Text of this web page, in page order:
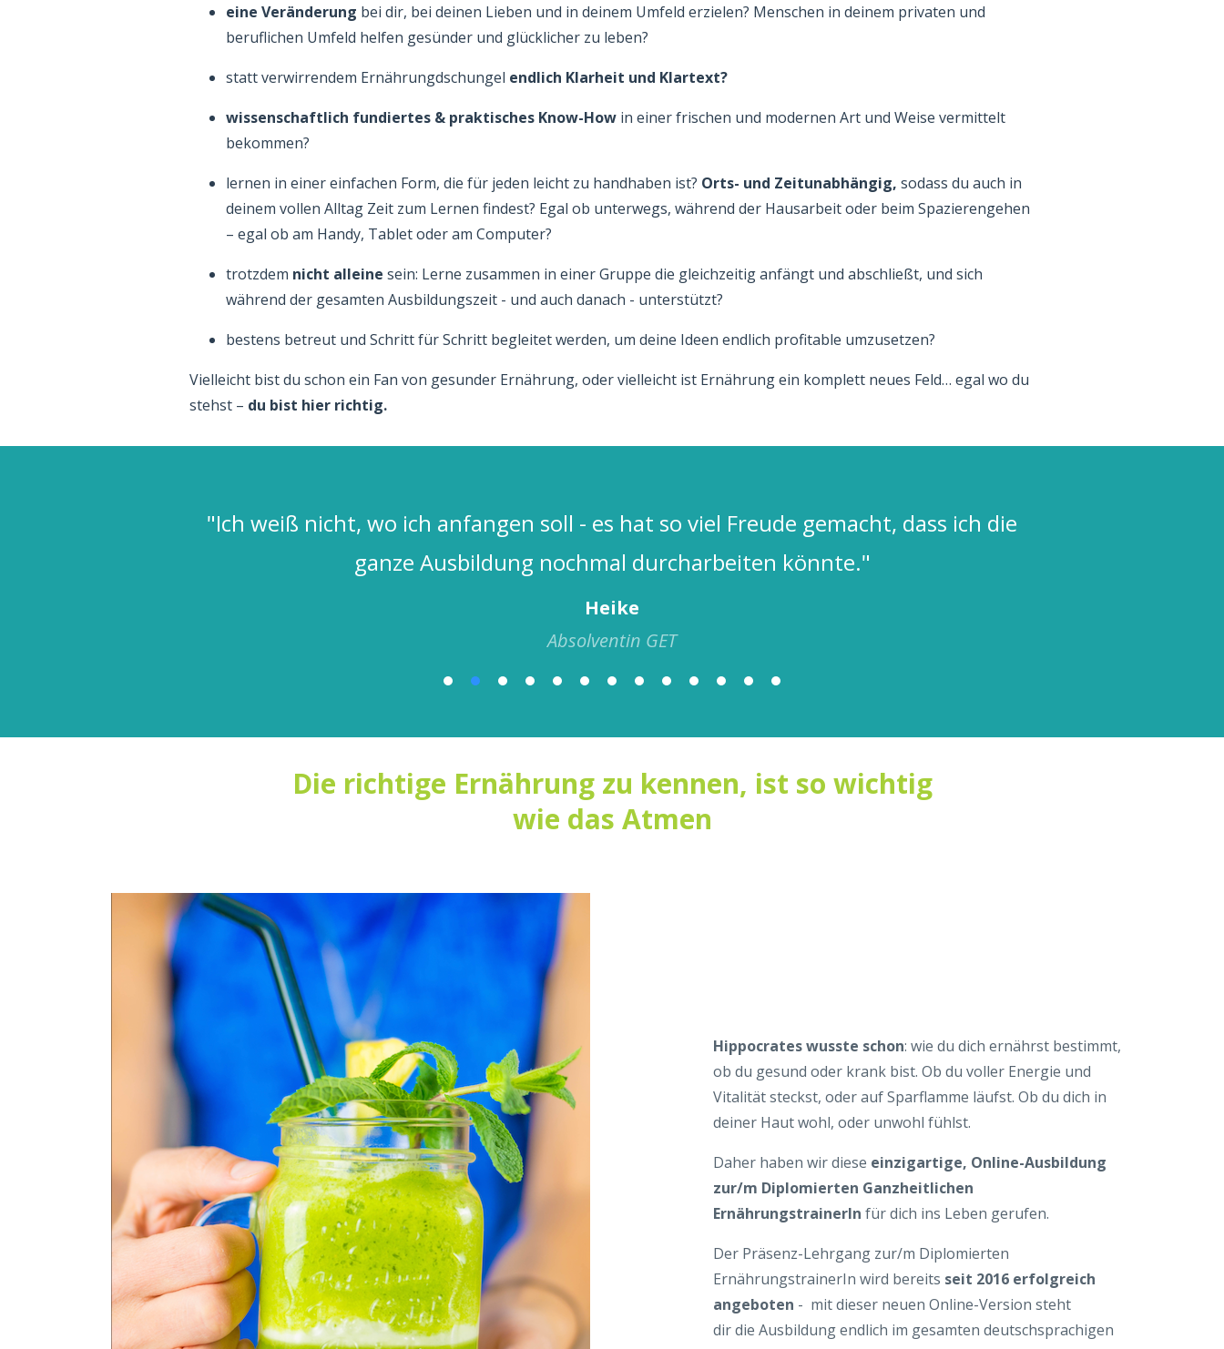
eine Veränderung bei dir, bei deinen Lieben und in deinem Umfeld erzielen? Menschen in deinem privaten und
beruflichen Umfeld helfen gesünder und glücklicher zu leben?
statt verwirrendem Ernährungdschungel endlich Klarheit und Klartext?
wissenschaftlich fundiertes & praktisches Know-Howin einer frischen und modernen Art und Weise vermittelt
bekommen?
lernen in einer einfachen Form, die für jeden leicht zu handhaben ist? Orts- und Zeitunabhängig, sodass du auch in
deinem vollen Alltag Zeit zum Lernen findest? Egal ob unterwegs, während der Hausarbeit oder beim Spazierengehen
– egal ob am Handy, Tablet oder am Computer?
trotzdem nicht alleine sein: Lerne zusammen in einer Gruppe die gleichzeitig anfängt und abschließt, und sich
während der gesamten Ausbildungszeit - und auch danach - unterstützt?
bestens betreut und Schritt für Schritt begleitet werden, um deine Ideen endlich profitable umzusetzen?
Vielleicht bist du schon ein Fan von gesunder Ernährung, oder vielleicht ist Ernährung ein komplett neues Feld… egal wo du
stehst – du bist hier richtig.
"Ich weiß nicht, wo ich anfangen soll - es hat so viel Freude gemacht, dass ich die
ganze Ausbildung nochmal durcharbeiten könnte."
Heike
Absolventin GET
Die richtige Ernährung zu kennen, ist so wichtig
wie das Atmen
Hippocrates wusste schon: wie du dich ernährst bestimmt,
ob du gesund oder krank bist. Ob du voller Energie und
Vitalität steckst, oder auf Sparflamme läufst. Ob du dich in
deiner Haut wohl, oder unwohl fühlst.
Daher haben wir diese einzigartige, Online-Ausbildung
zur/m Diplomierten Ganzheitlichen
ErnährungstrainerIn für dich ins Leben gerufen.
Der Präsenz-Lehrgang zur/m Diplomierten
ErnährungstrainerIn wird bereits seit 2016 erfolgreich
angeboten - mit dieser neuen Online-Version steht
dir die Ausbildung endlich im gesamten deutschsprachigen